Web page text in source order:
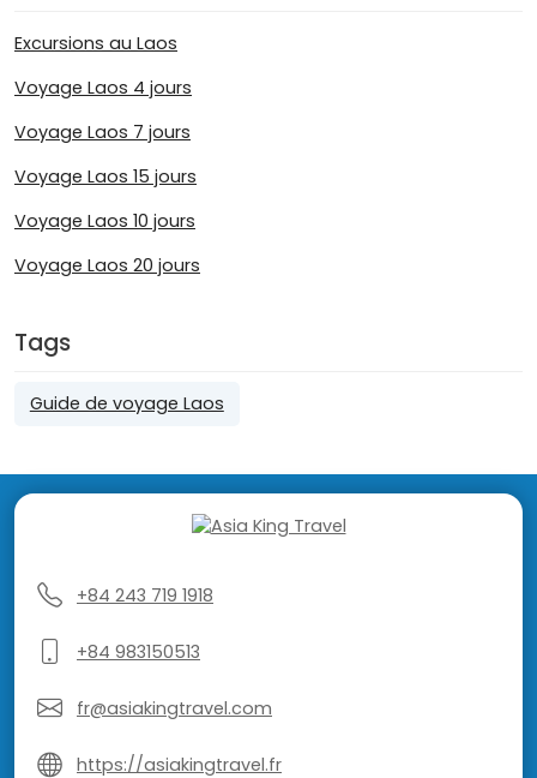
Excursions au Laos
Voyage Laos 4 jours
Voyage Laos 7 jours
Voyage Laos 15 jours
Voyage Laos 10 jours
Voyage Laos 20 jours
Tags
Guide de voyage Laos
+84 243 719 1918
+84 983150513
fr@asiakingtravel.com
https://asiakingtravel.fr